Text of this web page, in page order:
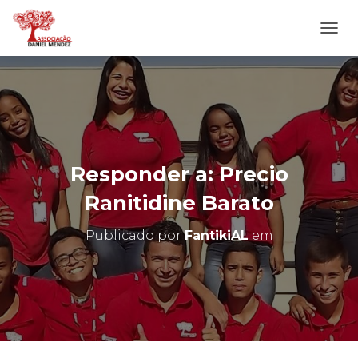
L
T
E
R
N
A
N
A
E
G
O
Responder a: Precio
Ranitidine Barato
Publicado porFantikiALem